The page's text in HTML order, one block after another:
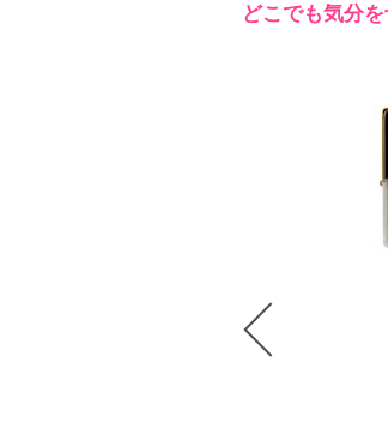
どこでも気分